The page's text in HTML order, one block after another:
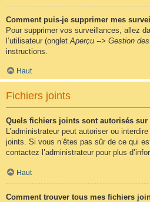
Comment puis-je supprimer mes
Pour supprimer vos surveillances, allez
l’utilisateur (onglet Aperçu --> Gestion
instructions.
Haut
Fichiers joints
Quels fichiers joints sont autorisés sur
L’administrateur peut autoriser ou
joints. Si vous n’êtes pas sûr de ce qui
contactez l’administrateur pour plus
Haut
Comment trouver tous mes fichiers